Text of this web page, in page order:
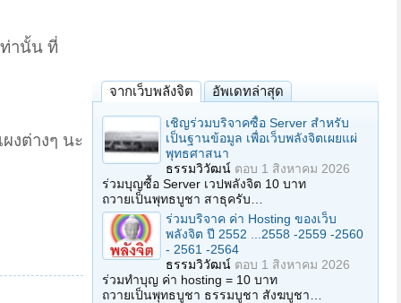
านั้น ที่
งต่างๆ นะ
จากเว็บพลังจิต อัพเดทล่าสุด
เชิญร่วมบริจาคซื้อ Server สำหรับ
เป็นฐานข้อมูล เพื่อเว็บพลังจิตเผยแผ่
พุทธศาสนา
ธรรมวิวัฒน์ ตอบ 1 สิงหาคม 2026
ร่วมบุญซื้อ Server เวปพลังจิต 10 บาท
ถวายเป็นพุทธบูชา สาธุครับ…
ร่วมบริจาค ค่า Hosting ของเว็บ
พลังจิต ปี 2552 ...2558 -2559 -2560
- 2561 -2564
ธรรมวิวัฒน์ ตอบ 1 สิงหาคม 2026
ร่วมทำบุญ ค่า hosting = 10 บาท
ถวายเป็นพุทธบูชา ธรรมบูชา สังฆบูชา…